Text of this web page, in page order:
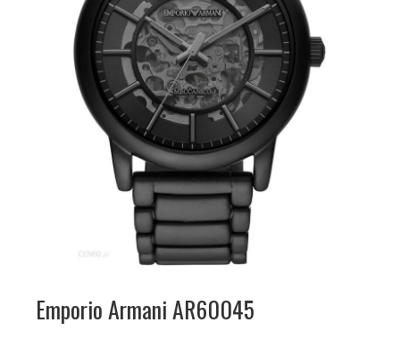
Emporio Armani AR60045